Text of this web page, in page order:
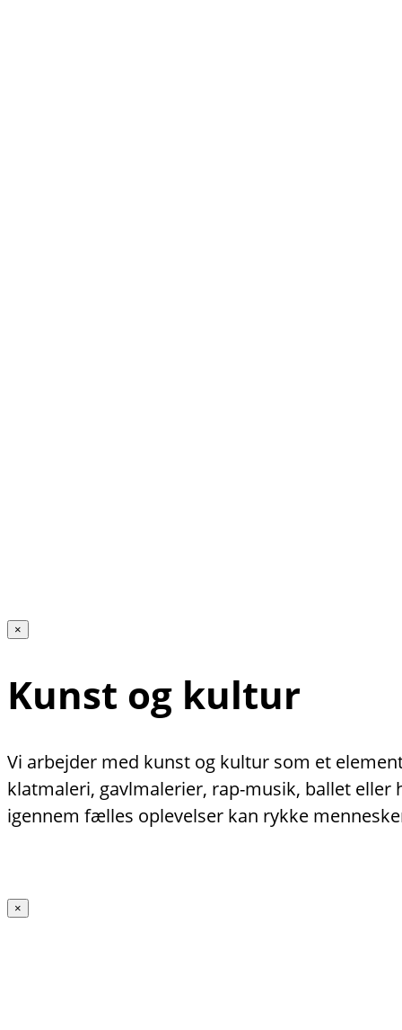
×
Kunst og kultur
Vi arbejder med kunst og kultur som et
klatmaleri, gavlmalerier, rap-musik, ballet
igennem fælles oplevelser kan rykke
×